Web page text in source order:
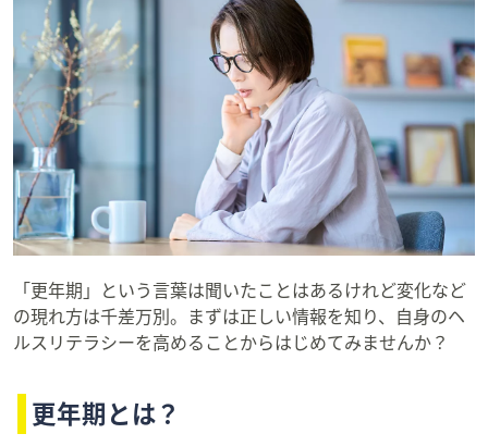
イ
プ
し
て
閲
覧
で
き
ま
「更年期」という言葉は聞いたことはあるけれど変化など
の現れ方は千差万別。まずは正しい情報を知り、自身のヘ
ルスリテラシーを高めることからはじめてみませんか？
更年期とは？